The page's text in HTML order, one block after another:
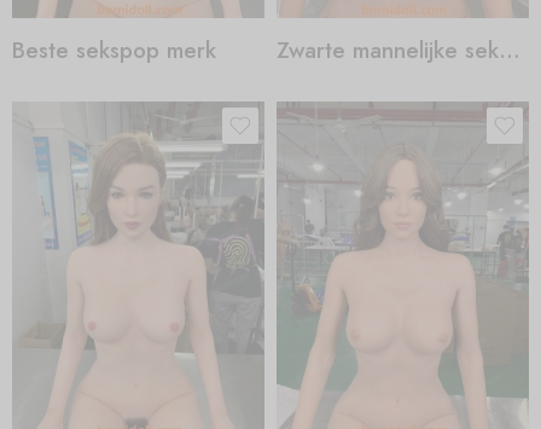
Beste sekspop merk Zwarte mannelijke sekspop